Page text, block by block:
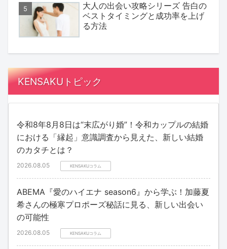
大人の出会い攻略シリーズ 告白の
ベストタイミングと成功率を上げ
る方法
KENSAKUトピック
令和8年8月8日は“末広がり婚”！令和カップルの結婚
における「縁起」意識調査から見えた、新しい結婚
のカタチとは？
2026.08.05 KENSAKUコラム
ABEMA『愛のハイエナ season6』から学ぶ！加藤夏
希さんの極寒プロポーズ秘話に見る、新しい出会い
の可能性
2026.08.05 KENSAKUコラム